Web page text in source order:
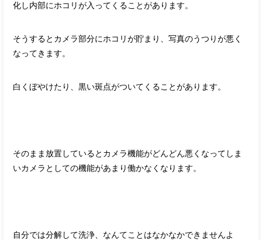
化し内部にホコリが入ってくることがあります。
そうするとカメラ部分にホコリが貯まり、写真のうつりが悪く
なってきます。
白くぼやけたり、黒い斑点がついてくることがあります。
そのまま放置しているとカメラ機能がどんどん悪くなってしま
いカメラとしての機能があまり働かなくなります。
自分では分解して洗浄、なんてことはなかなかできませんよ